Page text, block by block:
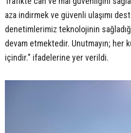
aza indirmek ve güvenli ulaşımı
denetimlerimiz teknolojinin
devam etmektedir. Unutmayın; her
içindir." ifadelerine yer verildi.